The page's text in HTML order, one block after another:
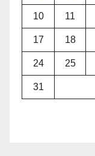
10 11
17 18
24 25
31